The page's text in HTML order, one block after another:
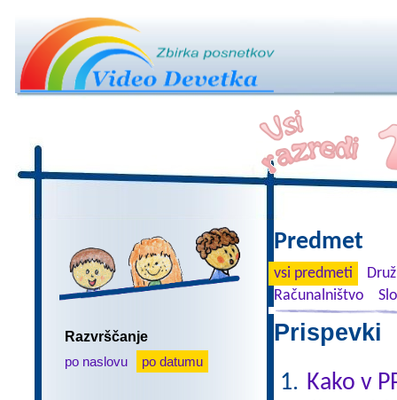
Razvrščanje
po naslovu
po datumu
Predmet
vsi predmeti
Računalništvo
Prispevki
Kako v